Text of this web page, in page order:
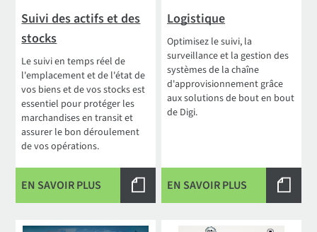
Suivi des actifs et des
stocks
Le suivi en temps réel de
l'emplacement et de l'état de
vos biens et de vos stocks est
essentiel pour protéger les
marchandises en transit et
assurer le bon déroulement
de vos opérations.
EN SAVOIR PLUS
Logistique
Optimisez le suivi, la
surveillance et la gestion des
systèmes de la chaîne
d'approvisionnement grâce
aux solutions de bout en bout
de Digi.
EN SAVOIR PLUS